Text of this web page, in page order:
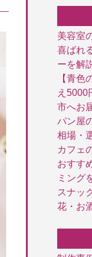
美容室
喜ばれ
ーを解
【青色
え5000
市へお
パン屋
相場・
カフェ
おすす
ミング
スナッ
花・お